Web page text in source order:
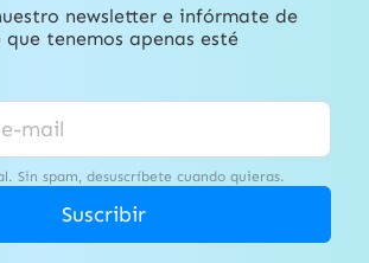
newsletter e infórmate de
tenemos apenas esté
Sin spam, desuscríbete cuando quieras.
Suscribir